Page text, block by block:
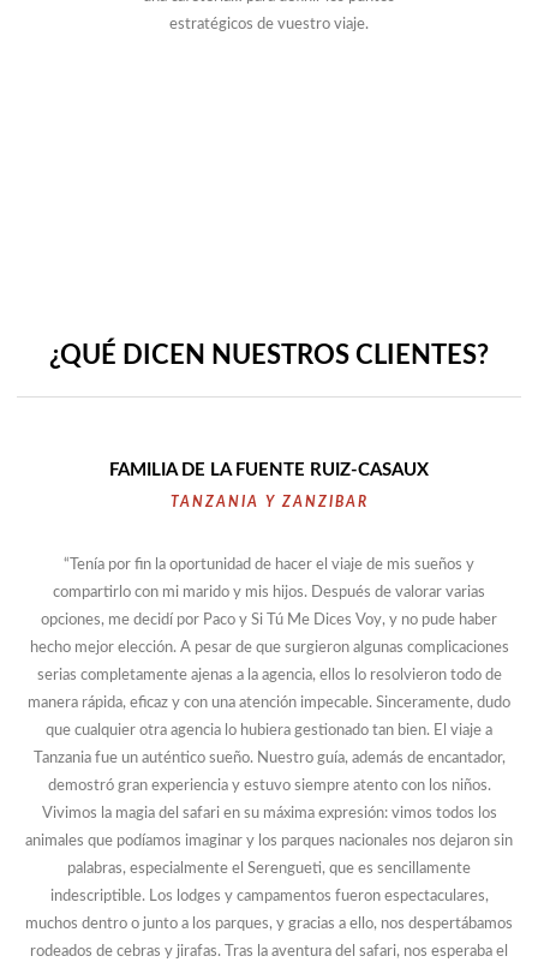
estratégicos de vuestro viaje.
¿QUÉ DICEN NUESTROS CLIENTES?
FAMILIA DE LA FUENTE RUIZ-CASAUX
TANZANIA Y ZANZIBAR
“Tenía por fin la oportunidad de hacer el viaje de mis sueños y
compartirlo con mi marido y mis hijos. Después de valorar varias
opciones, me decidí por Paco y Si Tú Me Dices Voy, y no pude haber
hecho mejor elección. A pesar de que surgieron algunas complicaciones
serias completamente ajenas a la agencia, ellos lo resolvieron todo de
manera rápida, eficaz y con una atención impecable. Sinceramente, dudo
que cualquier otra agencia lo hubiera gestionado tan bien. El viaje a
Tanzania fue un auténtico sueño. Nuestro guía, además de encantador,
demostró gran experiencia y estuvo siempre atento con los niños.
Vivimos la magia del safari en su máxima expresión: vimos todos los
animales que podíamos imaginar y los parques nacionales nos dejaron sin
palabras, especialmente el Serengueti, que es sencillamente
indescriptible. Los lodges y campamentos fueron espectaculares,
muchos dentro o junto a los parques, y gracias a ello, nos despertábamos
rodeados de cebras y jirafas. Tras la aventura del safari, nos esperaba el